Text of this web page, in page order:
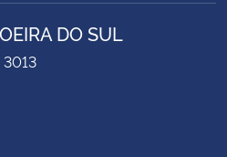
DO SUL
3013